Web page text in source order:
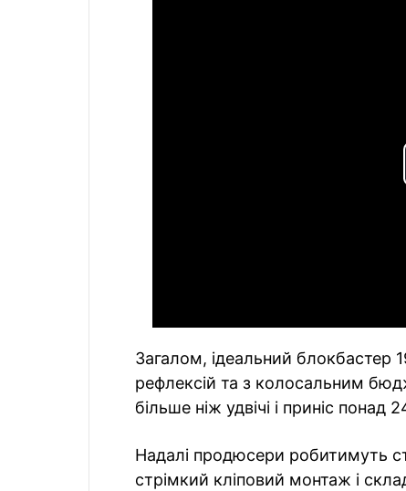
Загалом, ідеальний блокбастер
рефлексій та з колосальним
більше ніж удвічі і приніс понад
Надалі продюсери робитимуть
стрімкий кліповий монтаж і